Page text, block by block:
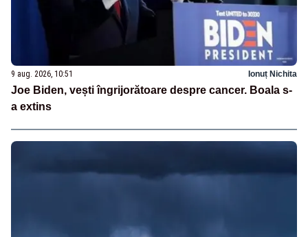
9 aug. 2026, 10:51 Ionuț Nichita
Joe Biden, vești îngrijorătoare despre cancer. Boala s-
a extins